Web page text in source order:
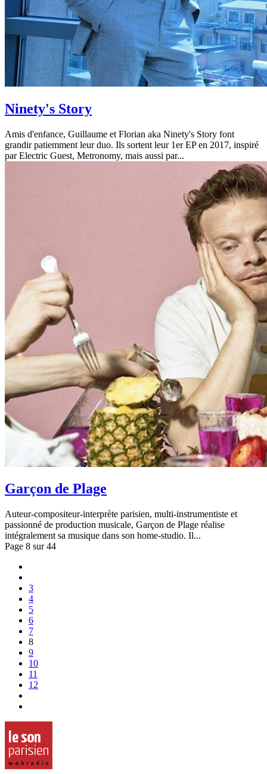
Ninety's Story
Amis d'enfance, Guillaume et Florian aka Ninety's Story font
grandir patiemment leur duo. Ils sortent leur 1er EP en 2017, inspiré
par Electric Guest, Metronomy, mais aussi par...
Garçon de Plage
Auteur-compositeur-interprète parisien, multi-instrumentiste et
passionné de production musicale, Garçon de Plage réalise
intégralement sa musique dans son home-studio. Il...
Page 8 sur 44
3
4
5
6
7
8
9
10
11
12